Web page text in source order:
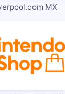
MX